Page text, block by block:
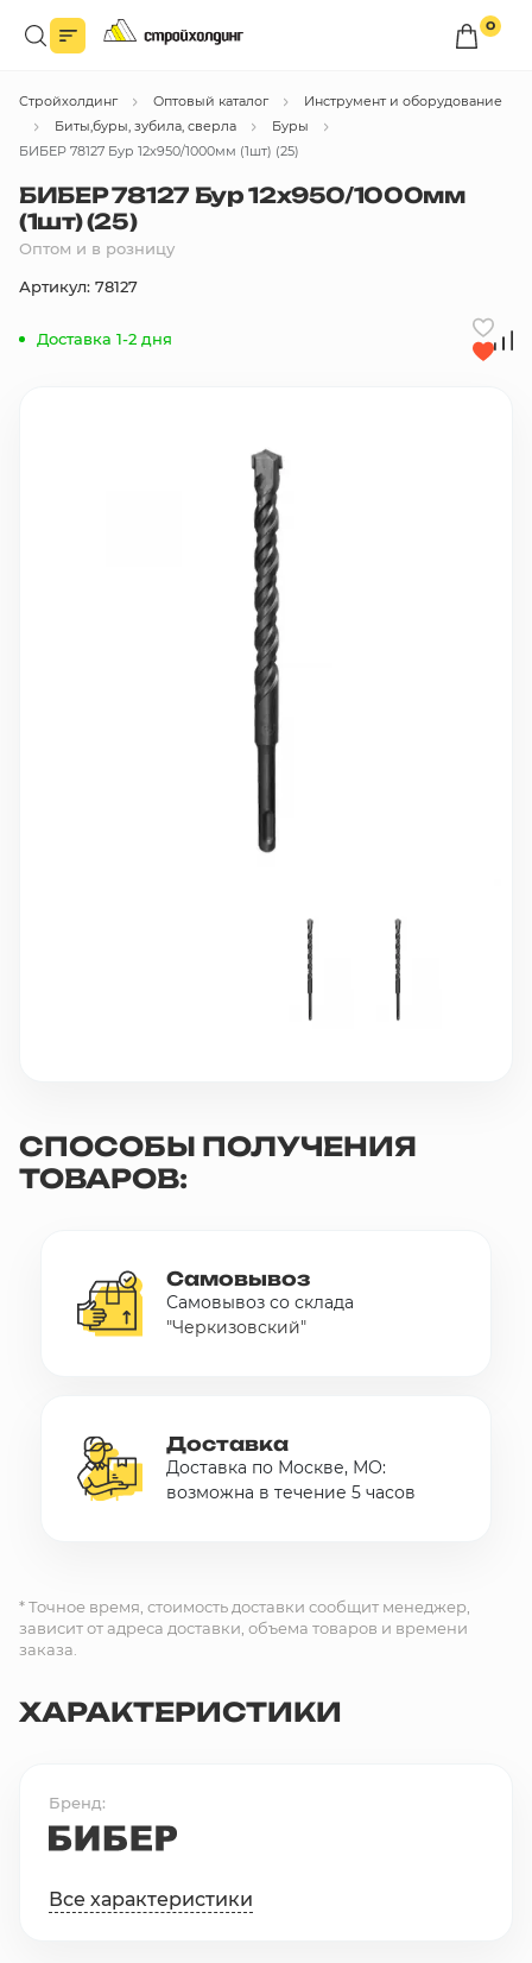
0
Войдите в личный кабинет
Вы сможете оформлять заказы по оптовым ценам.
Каталог товаров
10 000 ₽
Минимальный заказ
Все бренды
Стройхолдинг Оптовый каталог
Инструмент и оборудование
Биты,буры, зубила, сверла
Буры
БИБЕР 78127 Бур 12х950/1000мм (1шт) (25)
БИБЕР 78127 Бур 12х950/1000мм
(1шт) (25)
Оптом и в розницу
Артикул: 78127
Доставка 1-2 дня
СПОСОБЫ ПОЛУЧЕНИЯ
ТОВАРОВ:
Самовывоз
Самовывоз со склада
"Черкизовский"
Доставка
Доставка по Москве, МО:
возможна в течение 5 часов
* Точное время, стоимость доставки сообщит менеджер,
зависит от адреса доставки, объема товаров и времени
заказа.
ХАРАКТЕРИСТИКИ
Бренд
Все характеристики